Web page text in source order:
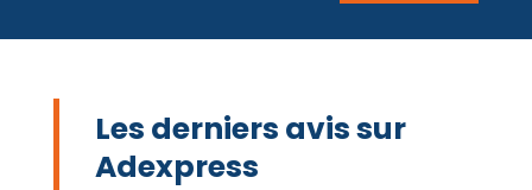
Les derniers avis sur
Adexpress